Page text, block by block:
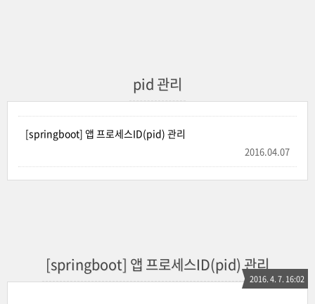
pid 관리
[springboot] 앱 프로세스ID(pid) 관리
2016.04.07
[springboot] 앱 프로세스ID(pid) 관리
2016. 4. 7. 16:02